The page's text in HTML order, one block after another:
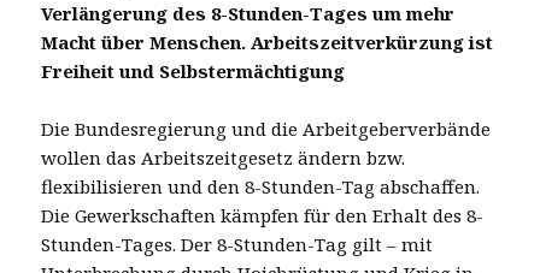
Verlängerung des 8-Stunden-Tages um mehr
Macht über Menschen. Arbeitszeitverkürzung ist
Freiheit und Selbstermächtigung
Die Bundesregierung und die Arbeitgeberverbände
wollen das Arbeitszeitgesetz ändern bzw.
flexibilisieren und den 8-Stunden-Tag abschaffen.
Die Gewerkschaften kämpfen für den Erhalt des 8-
Stunden-Tages. Der 8-Stunden-Tag gilt – mit